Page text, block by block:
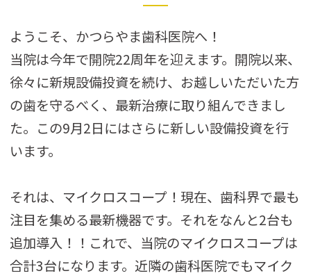
ようこそ、かつらやま歯科医院へ！
当院は今年で開院22周年を迎えます。開院以来、
徐々に新規設備投資を続け、お越しいただいた方
の歯を守るべく、最新治療に取り組んできまし
た。この9月2日にはさらに新しい設備投資を行
います。
それは、マイクロスコープ！現在、歯科界で最も
注目を集める最新機器です。それをなんと2台も
追加導入！！これで、当院のマイクロスコープは
合計3台になります。近隣の歯科医院でもマイク